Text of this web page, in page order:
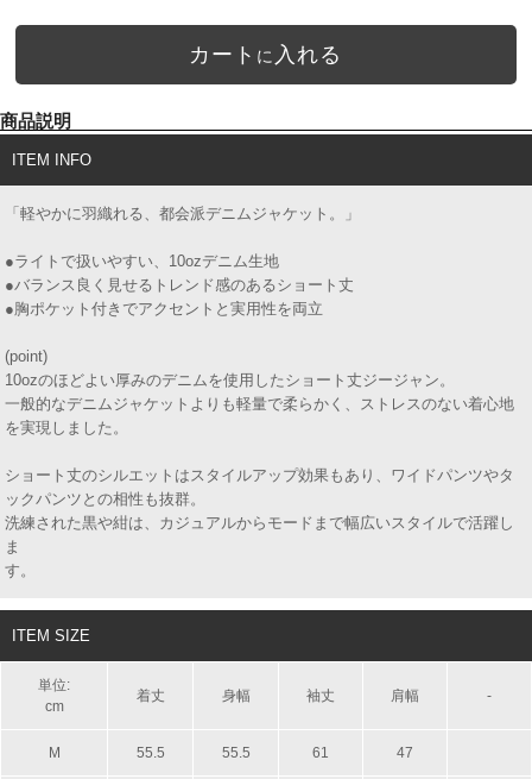
カート に 入れる
商品説明
ITEM INFO
「軽やかに羽織れる、都会派デニムジャケット。」
●ライトで扱いやすい、10ozデニム生地
●バランス良く見せるトレンド感のあるショート丈
●胸ポケット付きでアクセントと実用性を両立
(point)
10ozのほどよい厚みのデニムを使用したショート丈ジージャン。
一般的なデニムジャケットよりも軽量で柔らかく、ストレスのない着心地
を実現しました。
ショート丈のシルエットはスタイルアップ効果もあり、ワイドパンツやタ
ックパンツとの相性も抜群。
洗練された黒や紺は、カジュアルからモードまで幅広いスタイルで活躍し
ま
す
ITEM SIZE
単位:
cm
着丈 身幅 袖丈 肩幅 -
M 55.5 55.5 61 47